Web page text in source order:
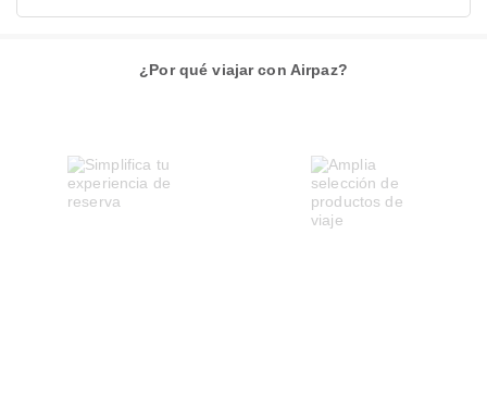
¿Por qué viajar con Airpaz?